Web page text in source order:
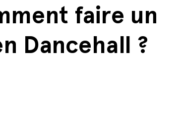
faire un
Dancehall ?